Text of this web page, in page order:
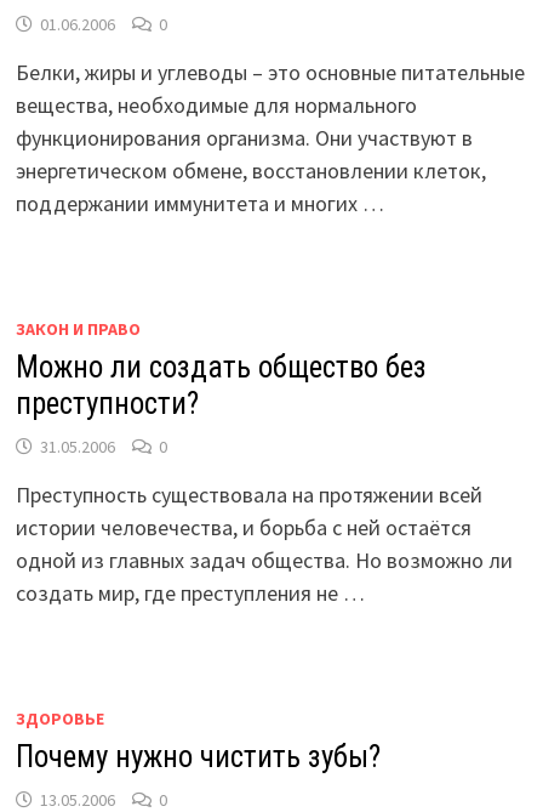
01.06.2006 0
Белки, жиры и углеводы – это основные питательные
вещества, необходимые для нормального
функционирования организма. Они участвуют в
энергетическом обмене, восстановлении клеток,
поддержании иммунитета и многих …
ЗАКОН И ПРАВО
Можно ли создать общество без
преступности?
31.05.2006 0
Преступность существовала на протяжении всей
истории человечества, и борьба с ней остаётся
одной из главных задач общества. Но возможно ли
создать мир, где преступления не …
ЗДОРОВЬЕ
Почему нужно чистить зубы?
13.05.2006 0